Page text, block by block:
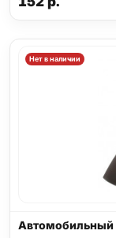
Нет в наличии
Автомобильный